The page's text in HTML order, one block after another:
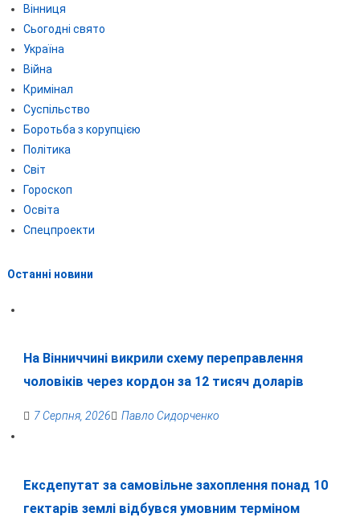
Вінниця
Сьогодні свято
Україна
Війна
Кримінал
Суспільство
Боротьба з корупцією
Політика
Світ
Гороскоп
Освіта
Спецпроекти
Останні новини
На Вінниччині викрили схему переправлення
чоловіків через кордон за 12 тисяч доларів
7 Серпня, 2026 Павло Сидорченко
Ексдепутат за самовільне захоплення понад 10
гектарів землі відбувся умовним терміном